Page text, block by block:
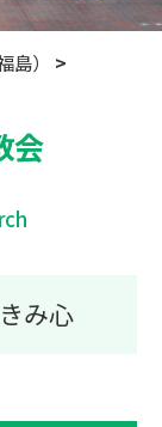
島）
>
会
み心